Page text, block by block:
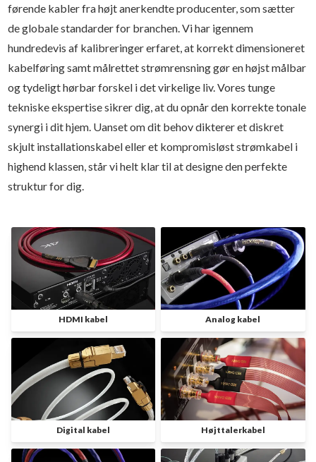
førende kabler fra højt anerkendte producenter, som sætter
de globale standarder for branchen. Vi har igennem
hundredevis af kalibreringer erfaret, at korrekt dimensioneret
kabelføring samt målrettet strømrensning gør en højst målbar
og tydeligt hørbar forskel i det virkelige liv. Vores tunge
tekniske ekspertise sikrer dig, at du opnår den korrekte tonale
synergi i dit hjem. Uanset om dit behov dikterer et diskret
skjult installationskabel eller et kompromisløst strømkabel i
highend klassen, står vi helt klar til at designe den perfekte
struktur for dig.
HDMI kabel Analog kabel
Digital kabel Højttalerkabel